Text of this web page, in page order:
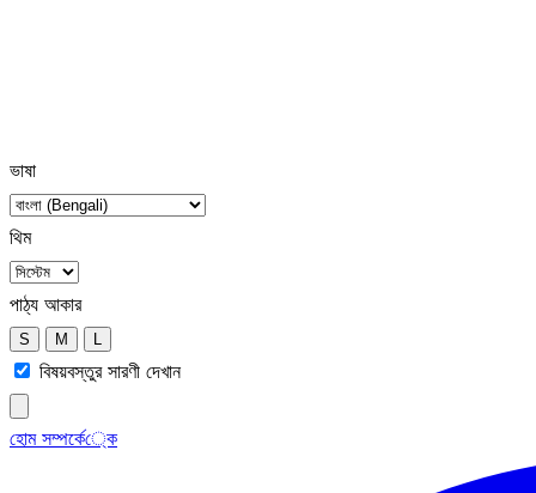
ভাষা
থিম
পাঠ্য আকার
S M L
বিষয়বস্তুর সারণী দেখান
হোম সম্পর্কে